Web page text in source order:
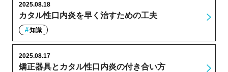
カタル性口内炎を早く治すための工夫
2025.08.18
知識
矯正器具とカタル性口内炎の付き合い方
2025.08.17